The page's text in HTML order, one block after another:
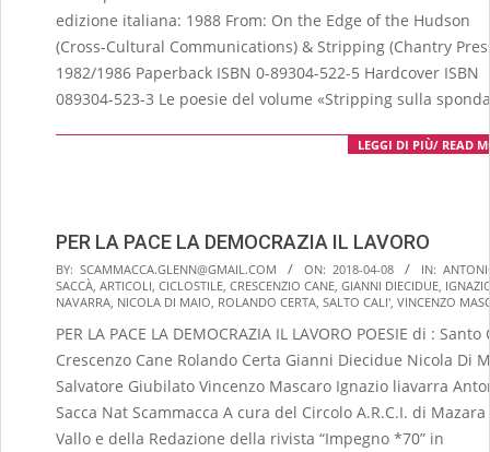
edizione italiana: 1988 From: On the Edge of the Hudson
(Cross-Cultural Communications) & Stripping (Chantry
1982/1986 Paperback ISBN 0-89304-522-5 Hardcover ISBN
089304-523-3 Le poesie del volume «Stripping sulla sponda
LEGGI DI PIÙ/ READ
PER LA PACE LA DEMOCRAZIA IL LAVORO
2018-
04-
BY: SCAMMACCA.GLENN@GMAIL.COM ON: 2018-04-08 IN:
SACCÀ ARTICOLI CICLOSTILE CRESCENZIO CANE GIANNI DIECIDUE
NAVARRA NICOLA DI MAIO ROLANDO CERTA SALTO CALI' VINCENZO
PER LA PACE LA DEMOCRAZIA IL LAVORO POESIE di : Santo
Crescenzo Cane Rolando Certa Gianni Diecidue Nicola Di
Salvatore Giubilato Vincenzo Mascaro Ignazio liavarra
Sacca Nat Scammacca A cura del Circolo A.R.C.I. di
Vallo e della Redazione della rivista “Impegno *70” in